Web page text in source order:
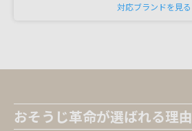
対応ブランドを見る
おそうじ革命が選ばれる理由